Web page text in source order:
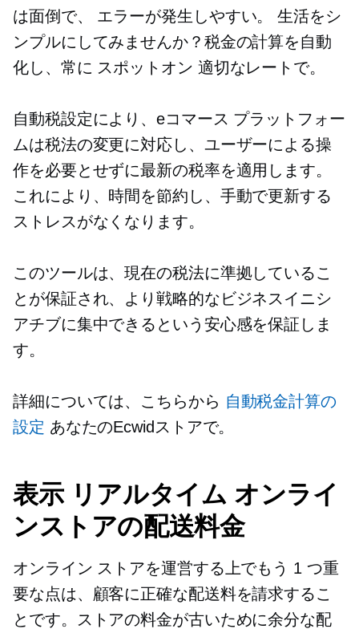
は面倒で、 エラーが発生しやすい。
生活をシ
ンプルにしてみませんか？税金の計算を自動
化し、常に スポットオン 適切なレートで。
自動税設定により、eコマース プラットフォー
ムは税法の変更に対応し、ユーザーによる操
作を必要とせずに最新の税率を適用します。
これにより、時間を節約し、手動で更新する
ストレスがなくなります。
このツールは、現在の税法に準拠しているこ
とが保証され、より戦略的なビジネスイニシ
アチブに集中できるという安心感を保証しま
す。
詳細については、こちらから 自動税金計算の
設定 あなたのEcwidストアで。
表示 リアルタイム オンライ
ンストアの配送料金
オンライン ストアを運営する上でもう 1 つ重
要な点は、顧客に正確な配送料を請求するこ
とです。ストアの料金が古いために余分な配